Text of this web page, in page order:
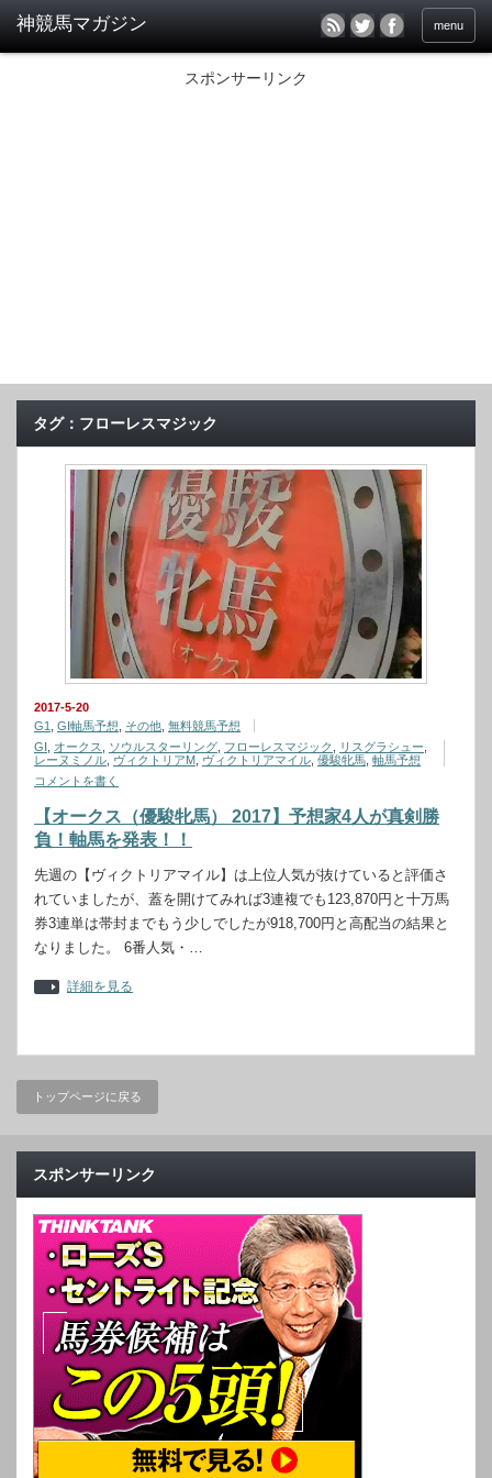
menu
スポンサーリンク
タグ：フローレスマジック
2017-5-20
G1
GⅠ軸馬予想 その他 無料競馬予想
GⅠ オークス ソウルスターリング フローレスマジック リスグラシュー
レーヌミノル ヴィクトリアM ヴィクトリアマイル 優駿牝馬 軸馬予想
コメントを書く
【オークス（優駿牝馬） 2017】予想家4人が真剣勝
負！軸馬を発表！！
先週の【ヴィクトリアマイル】は上位人気が抜けていると評価さ
れていましたが、蓋を開けてみれば3連複でも123,870円と十万馬
券3連単は帯封までもう少しでしたが918,700円と高配当の結果と
なりました。 6番人気・…
詳細を見る
トップページに戻る
スポンサーリンク